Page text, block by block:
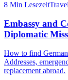
8 Min Lesezeit
Embassy and
Diplomatic
How to find
Addresses,
replacement abroad.